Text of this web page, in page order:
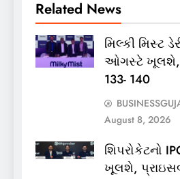
Related News
મિલ્કી મિસ્ટ
ઓગસ્ટે ખૂલશે,
133- 140
August 8, 2026
શિપરોકેટનો
ખૂલશે,